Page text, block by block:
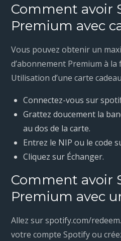
Comment avoir
Premium avec
Vous pouvez obtenir un
d’abonnement Premium à
Utilisation d’une carte
Connectez-vous sur
Grattez doucement la
au dos de la carte.
Entrez le NIP ou le code
Cliquez sur Échanger.
Comment avoir
Premium avec
Allez sur spotify.com/
votre compte Spotify ou